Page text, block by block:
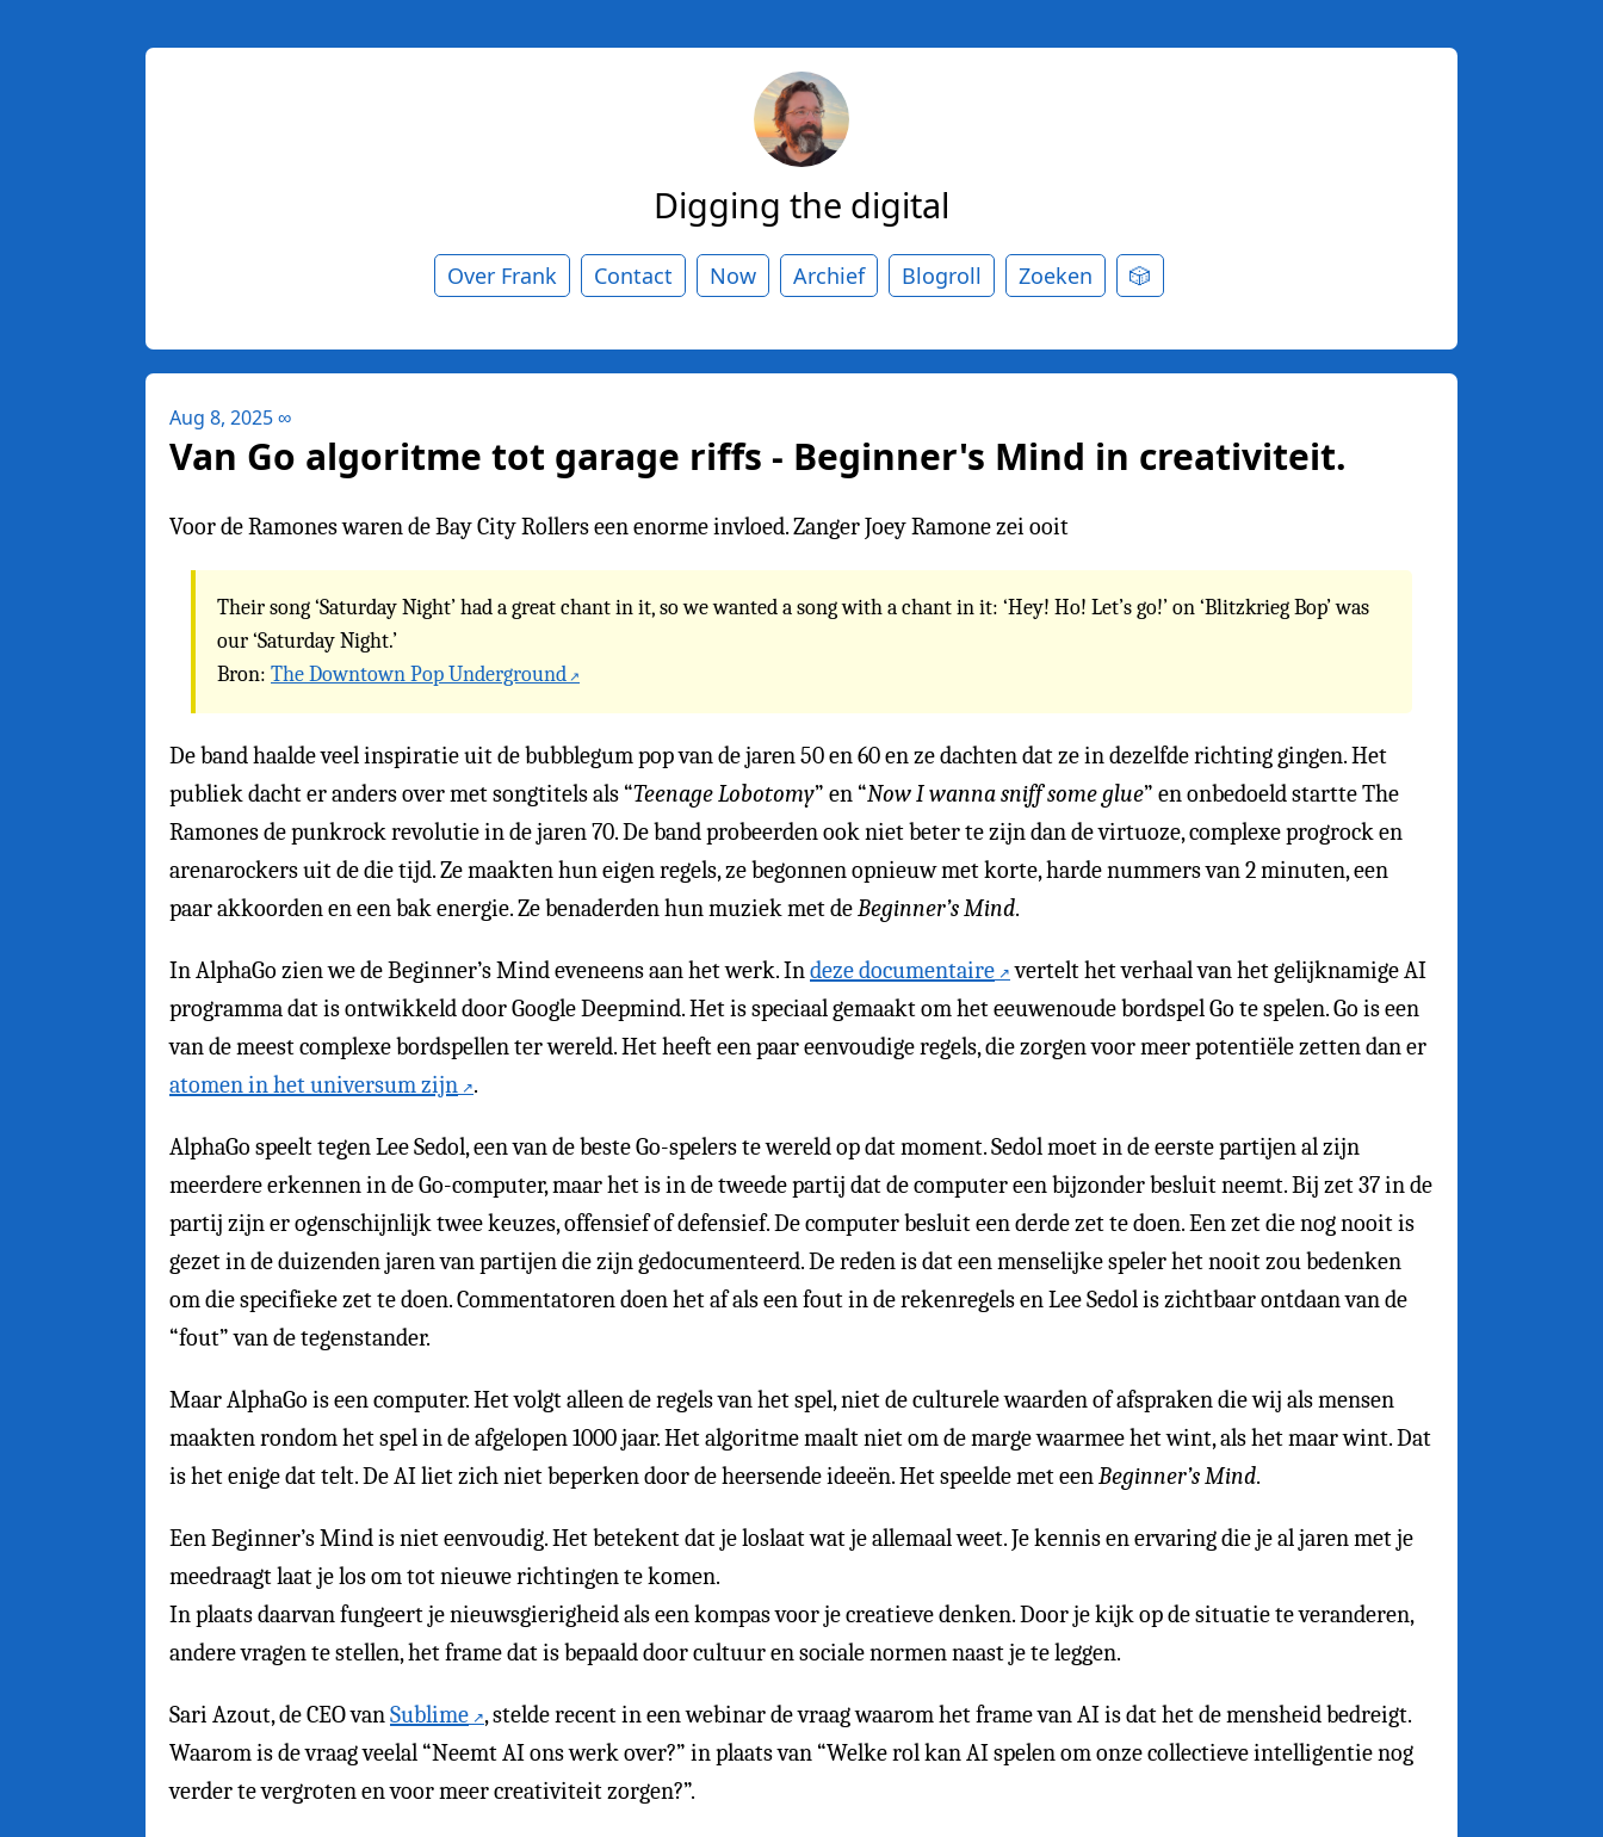
Digging the digital
Over Frank Contact Now Archief Blogroll Zoeken 🎲
Aug 8, 2025∞
Van Go algoritme tot garage riffs - Beginner's Mind in creativiteit.
Voor de Ramones waren de Bay City Rollers een enorme invloed. Zanger Joey Ramone zei ooit
Their song ‘Saturday Night’ had a great chant in it, so we wanted a song with a chant in it: ‘Hey! Ho! Let’s go!’ on ‘Blitzkrieg Bop’ was
our ‘Saturday Night.’
Bron: The Downtown Pop Underground
De band haalde veel inspiratie uit de bubblegum pop van de jaren 50 en 60 en ze dachten dat ze in dezelfde richting gingen. Het
publiek dacht er anders over met songtitels als “Teenage Lobotomy” en “Now I wanna sniff some glue” en onbedoeld startte The
Ramones de punkrock revolutie in de jaren 70. De band probeerden ook niet beter te zijn dan de virtuoze, complexe progrock en
arenarockers uit de die tijd. Ze maakten hun eigen regels, ze begonnen opnieuw met korte, harde nummers van 2 minuten, een
paar akkoorden en een bak energie. Ze benaderden hun muziek met deBeginner’s Mind.
In AlphaGo zien we de Beginner’s Mind eveneens aan het werk. Indeze documentaire
vertelt het verhaal van het gelijknamige AI
programma dat is ontwikkeld door Google Deepmind. Het is speciaal gemaakt om het eeuwenoude bordspel Go te spelen. Go is een
van de meest complexe bordspellen ter wereld. Het heeft een paar eenvoudige regels, die zorgen voor meer potentiële zetten dan er
atomen in het universum zijn
.
AlphaGo speelt tegen Lee Sedol, een van de beste Go-spelers te wereld op dat moment. Sedol moet in de eerste partijen al zijn
meerdere erkennen in de Go-computer, maar het is in de tweede partij dat de computer een bijzonder besluit neemt. Bij zet 37 in de
partij zijn er ogenschijnlijk twee keuzes, offensief of defensief. De computer besluit een derde zet te doen. Een zet die nog nooit is
gezet in de duizenden jaren van partijen die zijn gedocumenteerd. De reden is dat een menselijke speler het nooit zou bedenken
om die specifieke zet te doen. Commentatoren doen het af als een fout in de rekenregels en Lee Sedol is zichtbaar ontdaan van de
“fout” van de tegenstander.
Maar AlphaGo is een computer. Het volgt alleen de regels van het spel, niet de culturele waarden of afspraken die wij als mensen
maakten rondom het spel in de afgelopen 1000 jaar. Het algoritme maalt niet om de marge waarmee het wint, als het maar wint. Dat
is het enige dat telt. De AI liet zich niet beperken door de heersende ideeën. Het speelde met eenBeginner’s Mind.
Een Beginner’s Mind is niet eenvoudig. Het betekent dat je loslaat wat je allemaal weet. Je kennis en ervaring die je al jaren met je
meedraagt laat je los om tot nieuwe richtingen te komen.
In plaats daarvan fungeert je nieuwsgierigheid als een kompas voor je creatieve denken. Door je kijk op de situatie te veranderen,
andere vragen te stellen, het frame dat is bepaald door cultuur en sociale normen naast je te leggen.
Sari Azout, de CEO vanSublime , stelde recent in een webinar de vraag waarom het frame van AI is dat het de mensheid bedreigt.
Waarom is de vraag veelal “Neemt AI ons werk over?” in plaats van “Welke rol kan AI spelen om onze collectieve intelligentie nog
verder te vergroten en voor meer creativiteit zorgen?”.